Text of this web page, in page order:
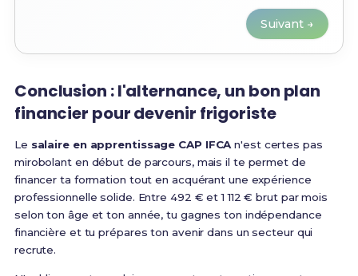
Suivant →
Conclusion : l'alternance, un bon plan
financier pour devenir frigoriste
Le salaire en apprentissage CAP IFCAn'est certes pas
mirobolant en début de parcours, mais il te permet de
financer ta formation tout en acquérant une expérience
professionnelle solide. Entre 492 € et 1 112 € brut par mois
selon ton âge et ton année, tu gagnes ton indépendance
financière et tu prépares ton avenir dans un secteur qui
recrute.